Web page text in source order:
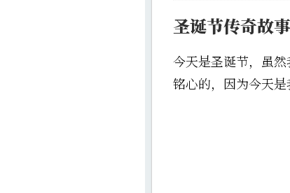
圣诞节传奇故
今天是圣诞节，虽
铭心的，因为今天